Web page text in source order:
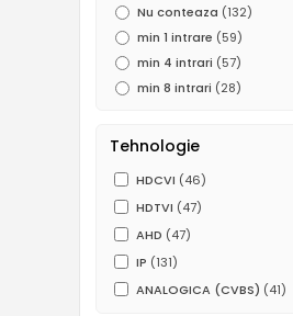
Nu conteaza (132)
min 1 intrare (59)
min 4 intrari (57)
min 8 intrari (28)
Tehnologie
HDCVI (46)
HDTVI (47)
AHD (47)
IP (131)
ANALOGICA (CVBS) (41)